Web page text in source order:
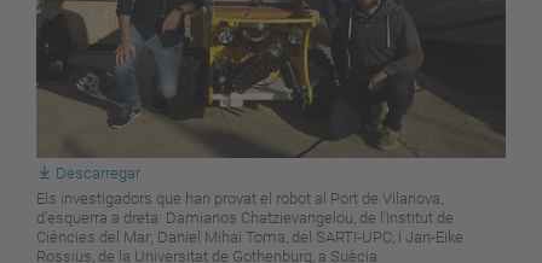
Descarregar
Els investigadors que han provat el robot al Port de Vilanova,
d'esquerra a dreta: Damianos Chatzievangelou, de l'Institut de
Ciències del Mar; Daniel Mihai Toma, del SARTI-UPC, i Jan-Eike
Rossius, de la Universitat de Gothenburg, a Suècia